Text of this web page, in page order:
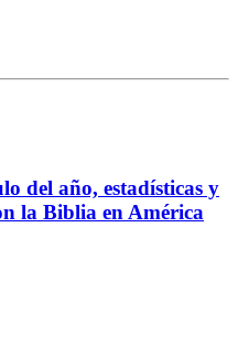
del año, estadísticas y
la Biblia en América